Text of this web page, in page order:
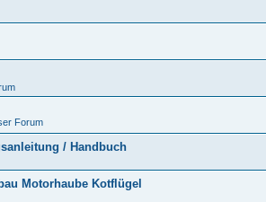
Forum
/ Handbuch
Motorhaube Kotflügel